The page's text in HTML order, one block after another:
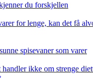
du forskjellen
for lenge, kan det få
spisevaner som varer
ikke om strenge